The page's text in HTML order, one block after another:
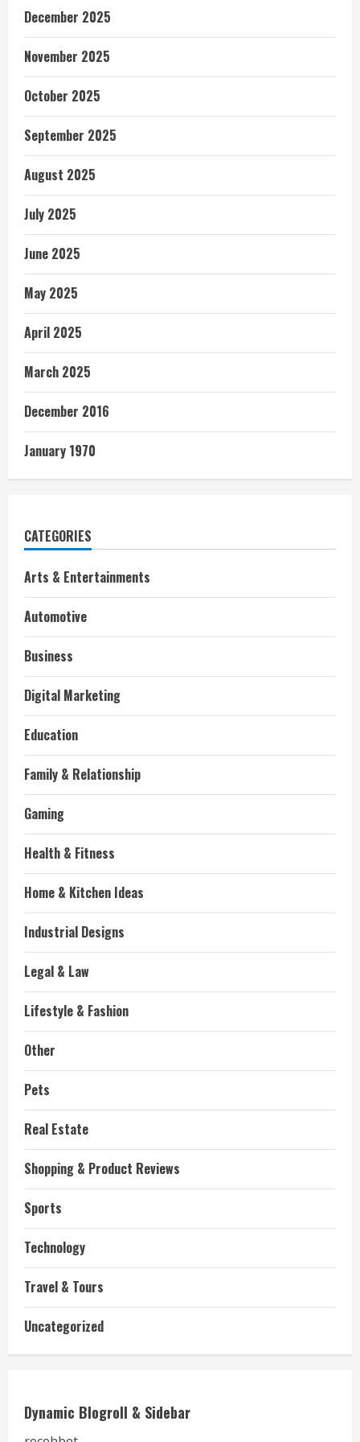
December 2025
November 2025
October 2025
September 2025
August 2025
July 2025
June 2025
May 2025
April 2025
March 2025
December 2016
January 1970
CATEGORIES
Arts & Entertainments
Automotive
Business
Digital Marketing
Education
Family & Relationship
Gaming
Health & Fitness
Home & Kitchen Ideas
Industrial Designs
Legal & Law
Lifestyle & Fashion
Other
Pets
Real Estate
Shopping & Product Reviews
Sports
Technology
Travel & Tours
Uncategorized
Dynamic Blogroll & Sidebar